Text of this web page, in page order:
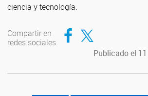
ciencia y tecnología.
Compartir en
redes sociales
Compartir en Facebook
Compartir en Twitter
Publicado el